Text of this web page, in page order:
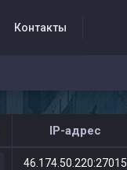
Контакты
IP-адрес
46.174.50.220:27015